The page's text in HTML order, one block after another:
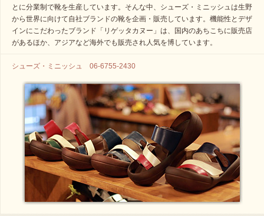
とに分業制で靴を生産しています。そんな中、シューズ・ミニッシュは生野
から世界に向けて自社ブランドの靴を企画・販売しています。機能性とデザ
インにこだわったブランド「リゲッタカヌー」は、国内のあちこちに販売店
があるほか、アジアなど海外でも販売され人気を博しています。
シューズ・ミニッシュ 06-6755-2430